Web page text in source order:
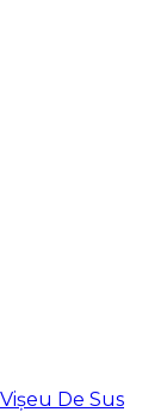
De Sus